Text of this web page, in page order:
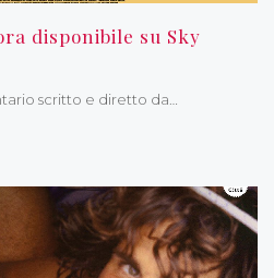
disponibile su Sky
scritto e diretto da…